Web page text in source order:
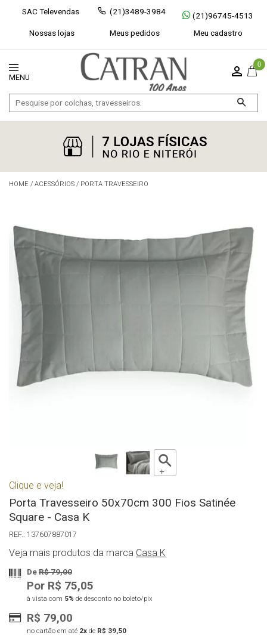
SAC Televendas (21)3489-3984
(21)96745-4513
Nossas lojas
Meus pedidos Meu cadastro
0
Fechar [×]
HOME / ACESSÓRIOS / PORTA TRAVESSEIRO
Clique e veja!
Porta Travesseiro 50x70cm 300 Fios Satinée
Square - Casa K
137607887017
Veja mais produtos da marca Casa K
DeR$ 79,00
Por R$ 75,05
à vista com 5% de desconto no boleto/pix
R$ 79,00
no cartão em até 2x de R$ 39,50